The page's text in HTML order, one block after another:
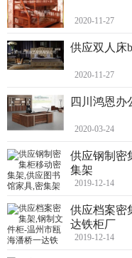
2020-11-27
供应双人床
2020-11-27
四川鸿恩办
2020-03-24
供应钢制密
集架
2019-12-14
供应档案密
达铁柜厂
2019-12-14